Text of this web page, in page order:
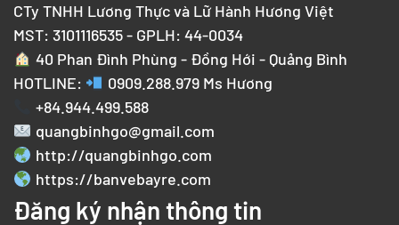
CTy TNHH Lương Thực và Lữ Hành Hương Việt
MST: 3101116535 - GPLH: 44-0034
40 Phan Đình Phùng - Đồng Hới - Quảng Bình
HOTLINE:
0909.288.979Ms Hương
+84.944.499.588
quangbinhgo@gmail.com
http://quangbinhgo.com
https://banvebayre.com
Đăng ký nhận thông tin